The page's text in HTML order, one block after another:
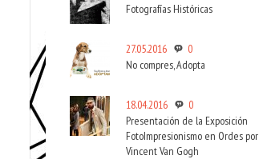
Fotografías Históricas
27.05.2016
0
No compres, Adopta
18.04.2016
0
Presentación de la Exposición
FotoImpresionismo en Ordes por
Vincent Van Gogh